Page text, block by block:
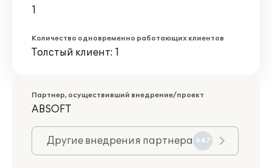
1
Количество одновременно работающих клиентов
Толстый клиент: 1
Партнер, осуществивший внедрение/проект
ABSOFT
Другие внедрения партнера 647